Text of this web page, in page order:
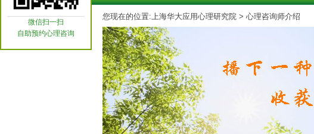
您现在的位置:上海华大应用心理研究院 > 心理咨询师介绍
微信扫一扫
自助预约心理咨询